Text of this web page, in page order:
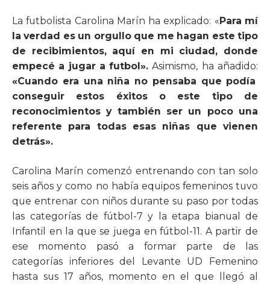
La futbolista Carolina Marín ha explicado: «Para mí
la verdad es un orgullo que me hagan este tipo
de recibimientos, aquí en mi ciudad, donde
empecé a jugar a futbol».Asimismo, ha añadido:
«Cuando era una niña no pensaba que podía
conseguir estos éxitos o este tipo de
reconocimientos y también ser un poco una
referente para todas esas niñas que vienen
detrás».
Carolina Marín comenzó entrenando con tan solo
seis años y como no había equipos femeninos tuvo
que entrenar con niños durante su paso por todas
las categorías de fútbol-7 y la etapa bianual de
Infantil en la que se juega en fútbol-11. A partir de
ese momento pasó a formar parte de las
categorías inferiores del Levante UD Femenino
hasta sus 17 años, momento en el que llegó al